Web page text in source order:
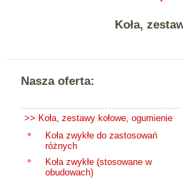
Koła,
Nasza oferta:
>> Koła, zestawy kołowe, ogumienie
Koła zwykłe do zastosowań
różnych
Koła zwykłe (stosowane w
obudowach)